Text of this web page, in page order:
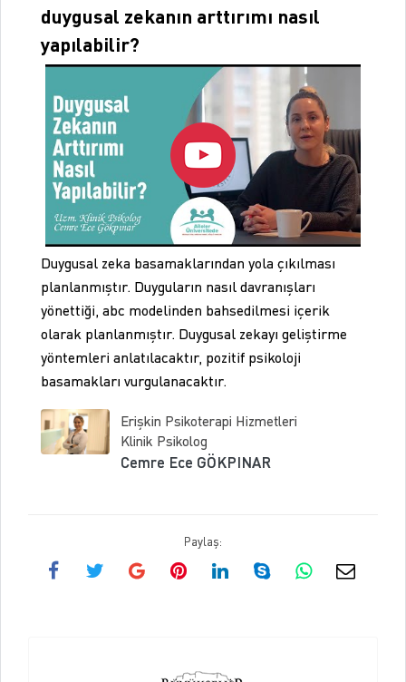
duygusal zekanın arttırımı nasıl
yapılabilir?
Duygusal zeka basamaklarından yola çıkılması
planlanmıştır. Duyguların nasıl davranışları
yönettiği, abc modelinden bahsedilmesi içerik
olarak planlanmıştır. Duygusal zekayı geliştirme
yöntemleri anlatılacaktır, pozitif psikoloji
basamakları vurgulanacaktır.
Erişkin Psikoterapi Hizmetleri
Klinik Psikolog
Cemre Ece GÖKPINAR
Paylaş: